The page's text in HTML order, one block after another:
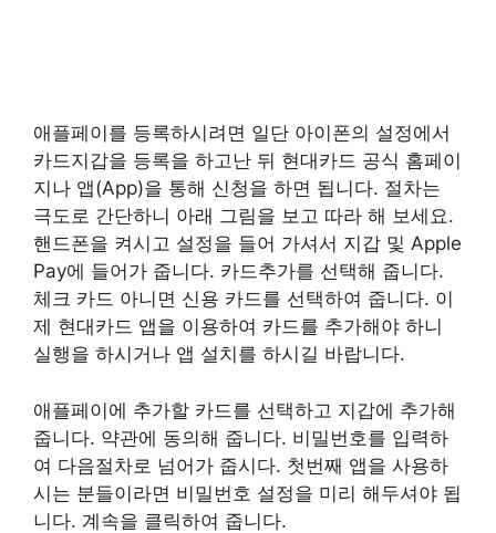
애플페이를 등록하시려면 일단 아이폰의 설정에서
카드지갑을 등록을 하고난 뒤 현대카드 공식 홈페이
지나 앱(App)을 통해 신청을 하면 됩니다. 절차는
극도로 간단하니 아래 그림을 보고 따라 해 보세요.
핸드폰을 켜시고 설정을 들어 가셔서 지갑 및 Apple
Pay에 들어가 줍니다. 카드추가를 선택해 줍니다.
체크 카드 아니면 신용 카드를 선택하여 줍니다. 이
제 현대카드 앱을 이용하여 카드를 추가해야 하니
실행을 하시거나 앱 설치를 하시길 바랍니다.
애플페이에 추가할 카드를 선택하고 지갑에 추가해
줍니다. 약관에 동의해 줍니다. 비밀번호를 입력하
여 다음절차로 넘어가 줍시다. 첫번째 앱을 사용하
시는 분들이라면 비밀번호 설정을 미리 해두셔야 됩
니다. 계속을 클릭하여 줍니다.